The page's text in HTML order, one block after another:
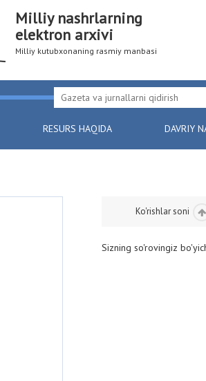
Milliy nashrlarning
elektron arxivi
Milliy kutubxonaning rasmiy manbasi
RESURS HAQIDA DAVRIY
Ko'rishlar soni
Sizning so'rovingiz